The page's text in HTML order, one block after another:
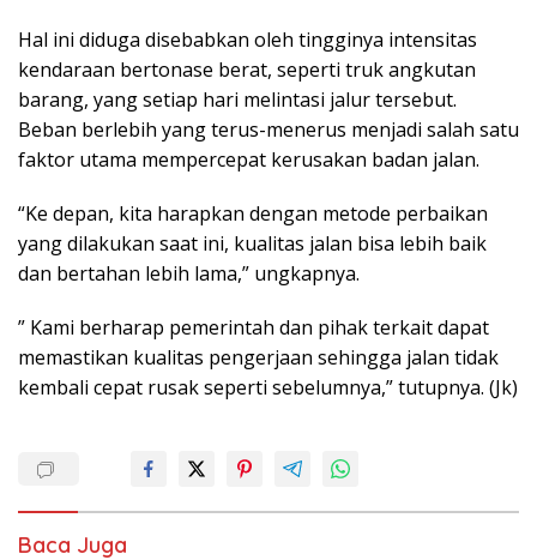
Hal ini diduga disebabkan oleh tingginya intensitas
kendaraan bertonase berat, seperti truk angkutan
barang, yang setiap hari melintasi jalur tersebut.
Beban berlebih yang terus-menerus menjadi salah satu
faktor utama mempercepat kerusakan badan jalan.
“Ke depan, kita harapkan dengan metode perbaikan
yang dilakukan saat ini, kualitas jalan bisa lebih baik
dan bertahan lebih lama,” ungkapnya.
” Kami berharap pemerintah dan pihak terkait dapat
memastikan kualitas pengerjaan sehingga jalan tidak
kembali cepat rusak seperti sebelumnya,” tutupnya. (Jk)
Baca Juga